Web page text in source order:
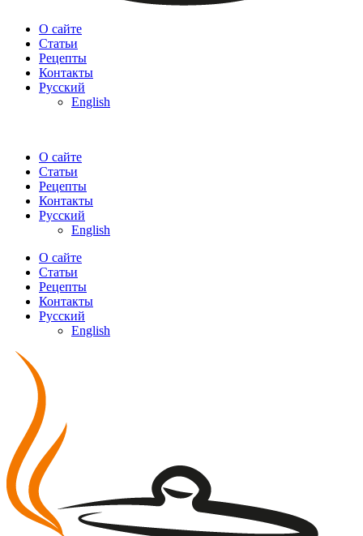
О сайте
Статьи
Рецепты
Контакты
Русский
English
О сайте
Статьи
Рецепты
Контакты
Русский
English
О сайте
Статьи
Рецепты
Контакты
Русский
English